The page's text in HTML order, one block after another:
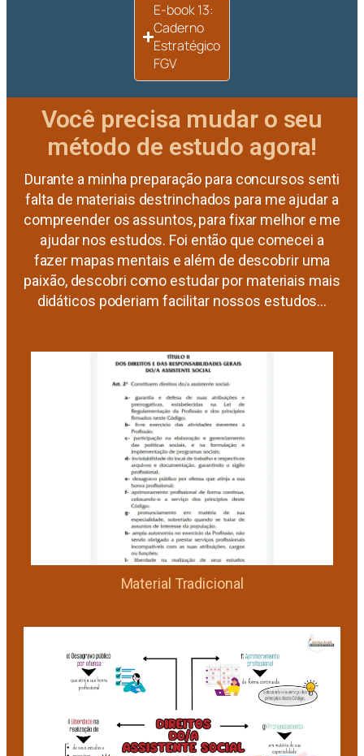
E-book 13:
Caderno
Estratégico
FGV
Você precisa mudar o seu
método de estudo agora!
Durante a minha preparação para concursos senti
falta de materiais destrinchados para me ajudar a
compreender os assuntos, para fixar melhor e me
ajudar nos estudos. Foi então que comecei a
fazer mapas mentais e além de descobrir uma
paixão, descobri como estudar por materiais mais
didáticos poderiam facilitar nossos estudos…
Material Tradicional